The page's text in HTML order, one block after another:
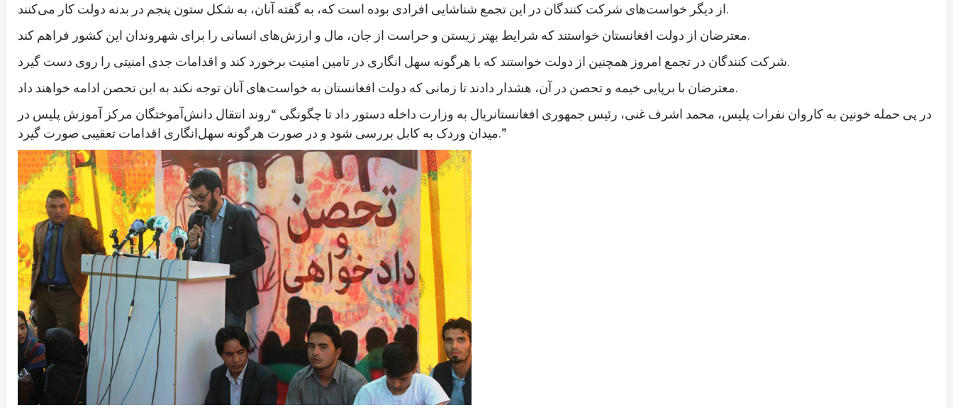
از دیگر خواست‌های شرکت کنندگان در این تجمع شناشایی افرادی بوده است که، به گفته آنان، به شکل ستون پنجم در بدنه دولت کار می‌کنند.
معترضان از دولت افغانستان خواستند که شرایط بهتر زیستن و حراست از جان، مال و ارزش‌های انسانی را برای شهروندان این کشور فراهم کند.
شرکت کنندگان در تجمع امروز همچنین از دولت خواستند که با هرگونه سهل انگاری در تامین امنیت برخورد کند و اقدامات جدی امنیتی را روی دست گیرد.
معترضان با برپایی خیمه و تحصن در آن، هشدار دادند تا زمانی که دولت افغانستان به خواست‌های آنان توجه نکند به این تحصن ادامه خواهند داد.
در پی حمله خونین به کاروان نفرات پلیس، محمد اشرف غنی، رئیس جمهوری افغانستانريال به وزارت داخله دستور داد تا چگونگی “روند انتقال دانش‌آموختگان مرکز آموزش پلیس در
میدان وردک به کابل بررسی شود و در صورت هرگونه سهل‌انگاری اقدامات تعقیبی صورت گیرد.”